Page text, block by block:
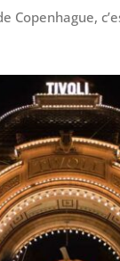
Copenhague,